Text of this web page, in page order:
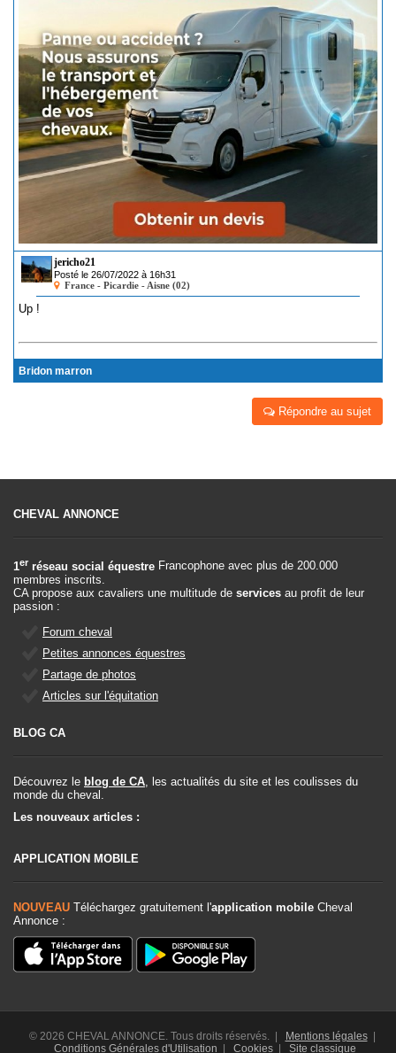
jericho21
Posté le 26/07/2022 à 16h31
France - Picardie - Aisne (02)
Up !
Bridon marron
Répondre au sujet
CHEVAL ANNONCE
1er réseau social équestre Francophone avec plus de 200.000
membres inscrits.
CA propose aux cavaliers une multitude de services au profit de leur
passion :
Forum cheval
Petites annonces équestres
Partage de photos
Articles sur l'équitation
BLOG CA
Découvrez le blog de CA , les actualités du site et les coulisses du
monde du cheval.
Les nouveaux articles :
APPLICATION MOBILE
NOUVEAU Téléchargez gratuitement l'application mobile Cheval
Annonce :
© 2026 CHEVAL ANNONCE. Tous droits réservés. | Mentions légales|
Conditions Générales d'Utilisation | Cookies| Site classique